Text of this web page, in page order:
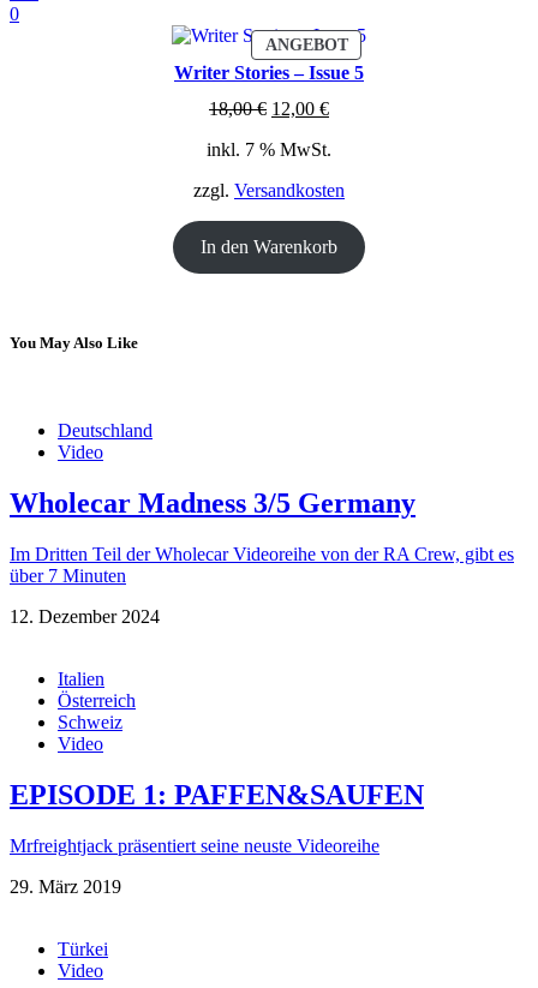
0
ANGEBOTPRODUKT
IM
ANGEBOT
Writer Stories – Issue 5
18,00€ Ursprünglicher
war:
12,00 €Aktueller
ist:
inkl. 7 % MwSt.
zzgl. Versandkosten
In den Warenkorb
You May Also Like
Deutschland
Video
Wholecar Madness 3/5 Germany
Im Dritten Teil der Wholecar Videoreihe von der RA Crew, gibt es
über 7 Minuten
12. Dezember 2024
Italien
Österreich
Schweiz
Video
EPISODE 1: PAFFEN&SAUFEN
Mrfreightjack präsentiert seine neuste Videoreihe
29. März 2019
Türkei
Video